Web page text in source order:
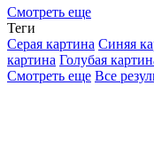
Смотреть еще
Теги
Серая картина Синяя
картина Голубая
Смотреть еще Все